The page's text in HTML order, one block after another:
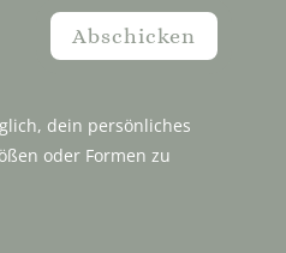
Abschicken
dein persönliches
oder Formen zu